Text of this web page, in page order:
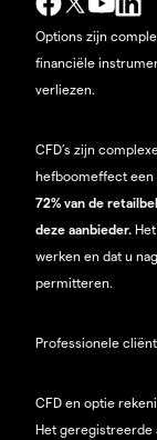
Options zijn
financiële
verliezen.
CFD’s zijn
hefboomeffect een
72% van de
deze aanbieder.
werken en dat u
permitteren.
Professionele
CFD en optie
Het geregistreerde